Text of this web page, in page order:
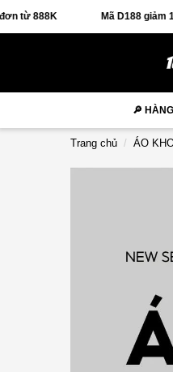
D188 giảm 188K đơn từ 1488K
🔎
Trang chủ ÁO